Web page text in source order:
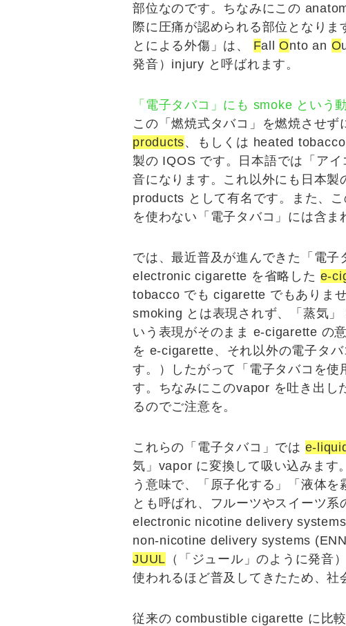
部位なのです。ちなみにこの
際に圧痛が認められる部位となり
とによる外傷 」は、 Fall Onto an O
発音） injury と呼ばれます。
「電子タバコ」にも smoke という
この「燃焼式タバコ」を燃焼させず
products、もしくは heated
製の IQOS です。日本語では「ア
音になります。これ以外にも日本製
products として有名です。また、
を使わない「電子タバコ」には含ま
では、最近普及が進んできた「 電子
electronic cigarette を省略した e-
tobacco でも cigarette でもありませ
smoking とは表現されず、「 蒸気 」
いう表現がそのまま e-cigarette の
を e-cigarette、それ以外の電子タ
す。）したがって「 電子タバコを使
す。ちなみにこのvapor を吐き出し
るのでご注意を。
これらの「電子タバコ」では e-
気」vapor に変換して吸い込みます
う意味で、「原子化する」「液体
とも呼ばれ、フルーツやスイーツ
electronic nicotine delivery systems
non-nicotine delivery systems (
JUUL （「 ジュ ール」のように発音
使われるほど普及してきたため、社
従来の combustible cigarette に比